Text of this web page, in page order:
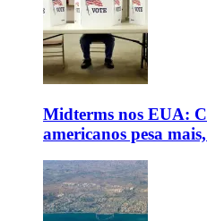
Midterms nos EUA:
americanos pesa